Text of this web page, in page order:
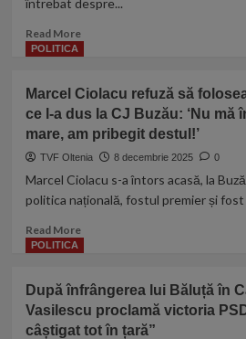
București,
învins
este
Dan’
întrebat despre...
Read MoreRead
seara
alegerilor,
Marcel
Ciolacu
întrebarea
de
de
puncte:
nu
știu
dacă
POLITICA
Marcel Ciolacu refuză să
ce l-a dus la CJ Buzău: ‘Nu mă
mare, am pribegit destul!’
TVF Oltenia 8 decembrie 2025 0
Marcel Ciolacu s-a întors acasă, la
politica națională, fostul premier și fost
Read MoreRead
Ciolacu
refuză
să
POLITICA
După înfrângerea lui Băluță în
Vasilescu proclamă victoria
câștigat tot în țară”